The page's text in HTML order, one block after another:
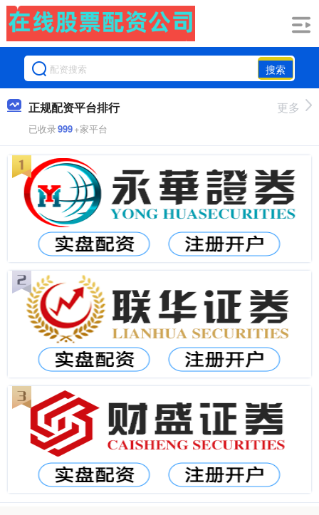
搜索
正规配资平台排行
已收录999+家平台
更多